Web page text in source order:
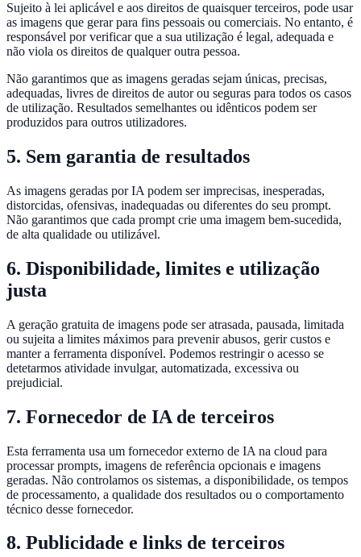
Sujeito à lei aplicável e aos direitos de quaisquer terceiros, pode usar
as imagens que gerar para fins pessoais ou comerciais. No entanto, é
responsável por verificar que a sua utilização é legal, adequada e
não viola os direitos de qualquer outra pessoa.
Não garantimos que as imagens geradas sejam únicas, precisas,
adequadas, livres de direitos de autor ou seguras para todos os casos
de utilização. Resultados semelhantes ou idênticos podem ser
produzidos para outros utilizadores.
5. Sem garantia de resultados
As imagens geradas por IA podem ser imprecisas, inesperadas,
distorcidas, ofensivas, inadequadas ou diferentes do seu prompt.
Não garantimos que cada prompt crie uma imagem bem-sucedida,
de alta qualidade ou utilizável.
6. Disponibilidade, limites e utilização
justa
A geração gratuita de imagens pode ser atrasada, pausada, limitada
ou sujeita a limites máximos para prevenir abusos, gerir custos e
manter a ferramenta disponível. Podemos restringir o acesso se
detetarmos atividade invulgar, automatizada, excessiva ou
prejudicial.
7. Fornecedor de IA de terceiros
Esta ferramenta usa um fornecedor externo de IA na cloud para
processar prompts, imagens de referência opcionais e imagens
geradas. Não controlamos os sistemas, a disponibilidade, os tempos
de processamento, a qualidade dos resultados ou o comportamento
técnico desse fornecedor.
8. Publicidade e links de terceiros